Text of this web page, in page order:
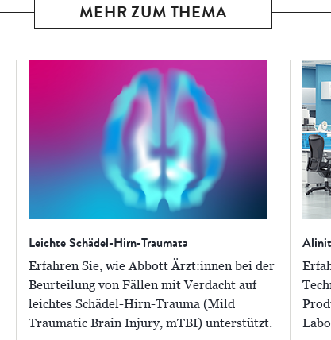
MEHR ZUM THEMA
Leichte Schädel-Hirn-Traumata
Erfahren Sie, wie Abbott Ärzt:innen bei der
Beurteilung von Fällen mit Verdacht auf
leichtes Schädel-Hirn-Trauma (Mild
Traumatic Brain Injury, mTBI) unterstützt.